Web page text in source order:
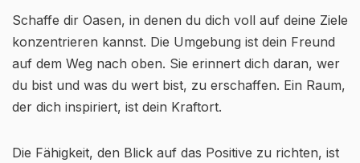
Schaffe dir Oasen, in denen du dich voll auf deine Ziele
konzentrieren kannst. Die Umgebung ist dein Freund
auf dem Weg nach oben. Sie erinnert dich daran, wer
du bist und was du wert bist, zu erschaffen. Ein Raum,
der dich inspiriert, ist dein Kraftort.
Die Fähigkeit, den Blick auf das Positive zu richten, ist